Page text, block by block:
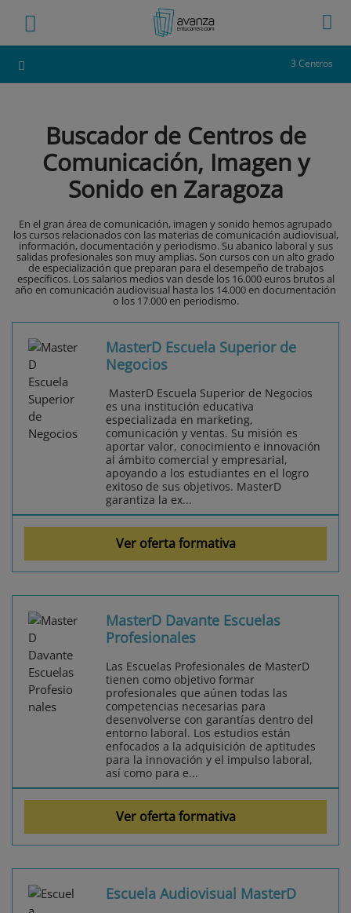
3 Centros
Buscador de Centros de
Comunicación, Imagen y
Sonido en Zaragoza
En el gran área de comunicación, imagen y sonido hemos agrupado
los cursos relacionados con las materias de comunicación audiovisual,
información, documentación y periodismo. Su abanico laboral y sus
salidas profesionales son muy amplias. Son cursos con un alto grado
de especialización que preparan para el desempeño de trabajos
específicos. Los salarios medios van desde los 16.000 euros brutos al
año en comunicación audiovisual hasta los 14.000 en documentación
o los 17.000 en periodismo.
MasterD Escuela Superior de
Negocios
MasterD Escuela Superior de Negocios
es una institución educativa
especializada en marketing,
comunicación y ventas. Su misión es
aportar valor, conocimiento e innovación
al ámbito comercial y empresarial,
apoyando a los estudiantes en el logro
exitoso de sus objetivos. MasterD
garantiza la ex...
Ver oferta formativa
MasterD Davante Escuelas
Profesionales
Las Escuelas Profesionales de MasterD
tienen como objetivo formar
profesionales que aúnen todas las
competencias necesarias para
desenvolverse con garantías dentro del
entorno laboral. Los estudios están
enfocados a la adquisición de aptitudes
para la innovación y el impulso laboral,
así como para e...
Ver oferta formativa
Escuela Audiovisual MasterD